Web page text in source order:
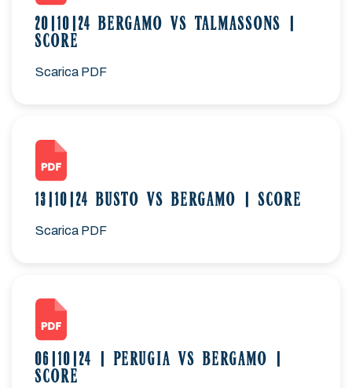
20|10|24 BERGAMO VS TALMASSONS |
SCORE
Scarica PDF
13|10|24 BUSTO VS BERGAMO | SCORE
Scarica PDF
06|10|24 | PERUGIA VS BERGAMO |
SCORE